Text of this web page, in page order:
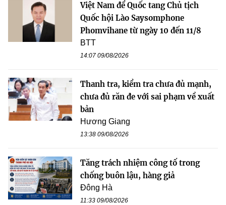
Việt Nam để Quốc tang Chủ tịch
Quốc hội Lào Saysomphone
Phomvihane từ ngày 10 đến 11/8
BTT
14:07 09/08/2026
Thanh tra, kiểm tra chưa đủ mạnh,
chưa đủ răn đe với sai phạm về xuất
bản
Hương Giang
13:38 09/08/2026
Tăng trách nhiệm công tố trong
chống buôn lậu, hàng giả
Đông Hà
11:33 09/08/2026